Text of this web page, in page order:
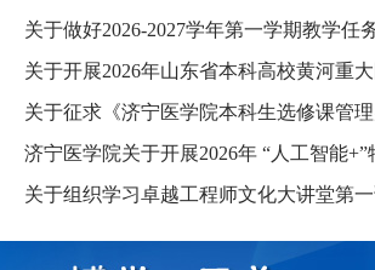
关于做好2026-2027学年第一学期教学任
关于开展2026年山东省本科高校黄河重
关于征求《济宁医学院本科生选修课管
济宁医学院关于开展2026年 “人工智能+”
关于组织学习卓越工程师文化大讲堂第